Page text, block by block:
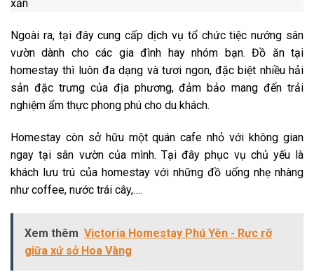
Ngoài ra, tại đây cung cấp dịch vụ tổ chức tiệc nướng sân
vườn dành cho các gia đình hay nhóm bạn. Đồ ăn tại
homestay thì luôn đa dạng và tươi ngon, đặc biệt nhiều hải
sản đặc trưng của địa phương, đảm bảo mang đến trải
nghiệm ẩm thực phong phú cho du khách.
Homestay còn sở hữu một quán cafe nhỏ với không gian
ngay tại sân vườn của mình. Tại đây phục vụ chủ yếu là
khách lưu trú của homestay với những đồ uống nhẹ nhàng
như coffee, nước trái cây,….
Xem thêm Victoria Homestay Phú Yên - Rực rỡ
giữa xứ sở Hoa Vàng